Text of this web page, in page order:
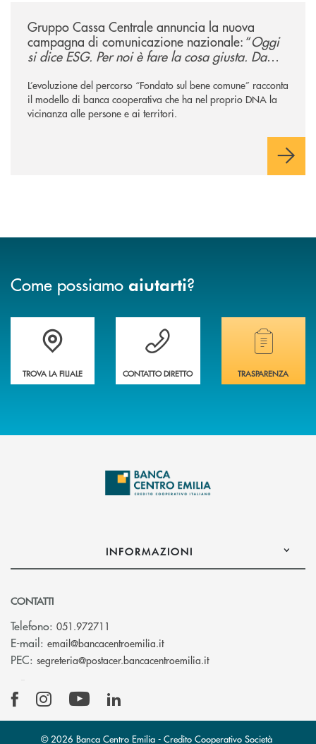
Gruppo Cassa Centrale annuncia la nuova
campagna di comunicazione nazionale: “Oggi
si dice ESG. Per noi è fare la cosa giusta. Da
L’evoluzione del percorso “Fondato sul bene comune” racconta
il modello di banca cooperativa che ha nel proprio DNA la
vicinanza alle persone e ai territori.
Come possiamo aiutarti?
Accedi all' elenco completo delle filiali
TROVA LA FILIALE
Vuoi avere maggiori informazioni sulla
CONTATTO DIRETTO
Hai bisogno di
TRASPARENZA
INFORMAZIONI
CONTATTI
Telefono: 051.972711
E-mail: email@bancacentroemilia.it(si apre l’app di posta
PEC: segreteria@postacer.bancacentroemilia.it(si apre l’app di
© 2026 Banca Centro Emilia - Credito Cooperativo Società